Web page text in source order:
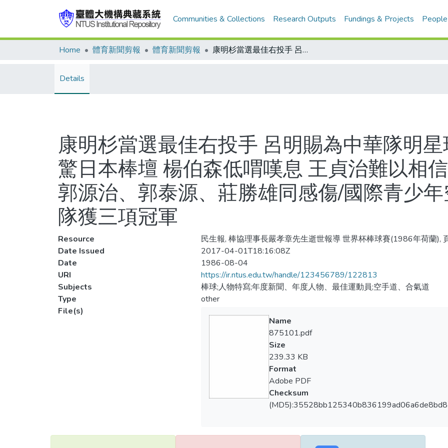
Communities & Collections Research Outputs Fundings & Projects People
Home 體育新聞剪報 體育新聞剪報 康明杉當選最佳右投手 呂明賜為中華隊明星球員/嚴孝章猝逝震驚日本棒壇 楊伯森低喟嘆息 王貞治難以相信 高英傑紅了眼眶 郭源治、郭泰源、莊勝雄同感傷/國際青少年空手道賽 我國男子隊獲三項冠軍
Details
康明杉當選最佳右投手 呂明賜為中華隊明
驚日本棒壇 楊伯森低喟嘆息 王貞治難以相
郭源治、郭泰源、莊勝雄同感傷/國際青少
隊獲三項冠軍
Resource
民生報, 棒協理事長嚴孝章先生逝世報導 世界杯棒球賽(1986年荷蘭),
Date Issued
2017-04-01T18:16:08Z
Date
1986-08-04
URI
https://ir.ntus.edu.tw/handle/123456789/122813
Subjects
棒球;人物特寫;年度新聞、年度人物、最佳運動員;空手道、合氣道
Type
other
File(s)
Name
875101.pdf
Size
239.33 KB
Format
Adobe PDF
Checksum
(MD5):35528bb125340b836199ad06a6de8bd8